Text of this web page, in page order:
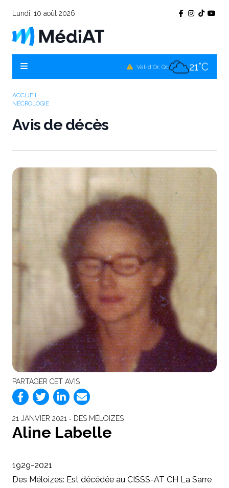
Lundi, 10 août 2026
Val-d'Or, Qc 21°C
ACCUEIL
NÉCROLOGIE
Avis de décès
PARTAGER CET AVIS
21 JANVIER 2021 ‐ DES MÉLOIZES
Aline Labelle
1929-2021
Des Méloizes: Est décédée au CISSS-AT CH La Sarre